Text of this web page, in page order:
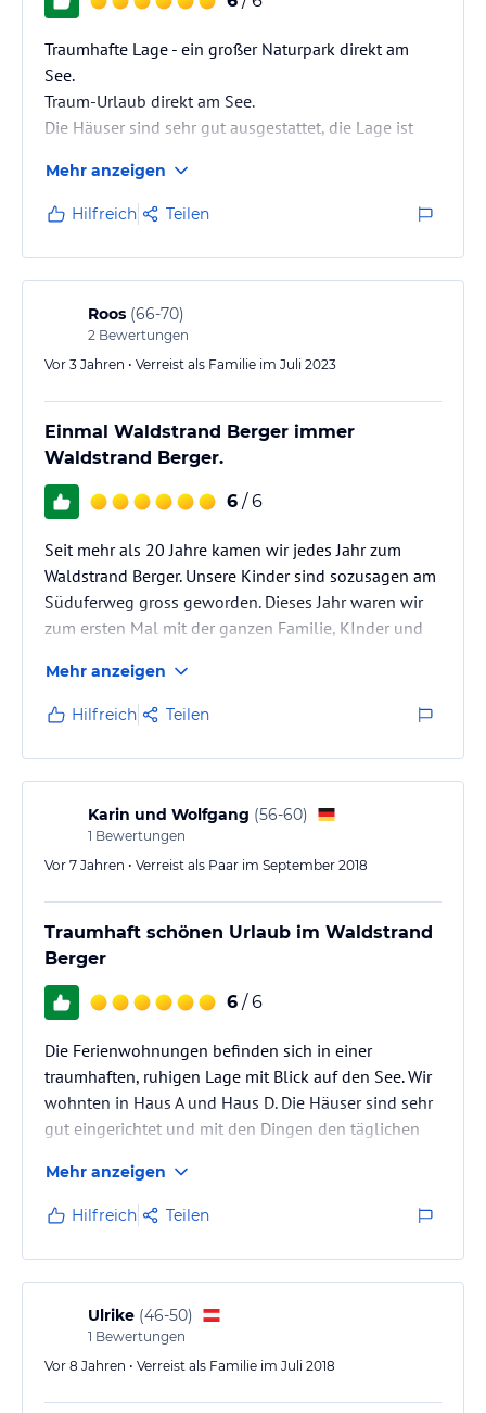
Ferienwohnungen/Ferienhäuser mit Selbstverpflegung
Sport und Unterhaltung
Zu jeder Jahreszeit setzt hier der „sanfte Tourismus“ ein. Erleben
Sie die Vielfalt zwischen Berge und See in unmittelbarer Nähe der
Seehäuser:
◊ zahlreiche Wassersportarten
◊ traumhafte Wanderwege
◊ Nordic Walking-Strecken
◊ geführte Wasserwanderungen
◊ reiten, Tennis spielen, Golf
◊ Beachvolleyball
◊ Bootsverleih
Sonstige Einrichtungen und Services
In Vor- und Nachsaison idealer Ausgangspunkt für Petrijünger.
Wassersportfreunde: Auf Wunsch holt Sie ein Motorboot zu Ringo,
Banane und Wasserski usw. ab.
Allgemeine und unverbindliche
Hoteliers-/Veranstalter-/Kataloginformationen. Alle Angaben
ohne Gewähr und ohne Prüfung durch HolidayCheck. Bitte
lies vor der Buchung die verbindlichen
des
jeweiligen Veranstalters.
Traumhafte Lage - ein großer Naturpark direkt am
See.
Traum-Urlaub direkt am See.
Die Häuser sind sehr gut ausgestattet, die Lage ist
Mehr anzeigen
Hilfreich Teilen
Roos (66-70)
2 Bewertungen
Vor 3 Jahren • Verreist als Familie im Juli 2023
Einmal Waldstrand Berger immer
Waldstrand Berger.
6 / 6
Seit mehr als 20 Jahre kamen wir jedes Jahr zum
Waldstrand Berger. Unsere Kinder sind sozusagen am
Süduferweg gross geworden. Dieses Jahr waren wir
zum ersten Mal mit der ganzen Familie, KInder und
war's. Wir kommen bestimmt wieder. Frau Berger und
ihre Familie und die Mitarbeiter ermöglichten uns
wieder einen unvergesslichen Urlaub. Danke Euch für
dieschöne Zeit.
Mehr anzeigen
Hilfreich Teilen
Karin und Wolfgang (56-60)
1 Bewertungen
Vor 7 Jahren • Verreist als Paar im September 2018
Traumhaft schönen Urlaub im Waldstrand
Berger
6 / 6
Die Ferienwohnungen befinden sich in einer
traumhaften, ruhigen Lage mit Blick auf den See. Wir
wohnten in Haus A und Haus D. Die Häuser sind sehr
gut eingerichtet und mit den Dingen den täglichen
entspannen und unseren Urlaub genießen. Gerne
kommen wir wieder. Frau Berger war sehr
zuvorkommend und hat alle Hebel in Bewegung
gesetzt unsere Wünsche zu erfüllen. Vielen lieben
Dank dafür.
Mehr anzeigen
Hilfreich Teilen
Ulrike (46-50)
1 Bewertungen
Vor 8 Jahren • Verreist als Familie im Juli 2018